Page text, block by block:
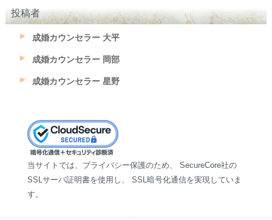
投稿者
成婚カウンセラー 大平
成婚カウンセラー 岡部
成婚カウンセラー 星野
当サイトでは、プライバシー保護のため、 SecureCore社の
SSLサーバ証明書を使用し、 SSL暗号化通信を実現していま
す。